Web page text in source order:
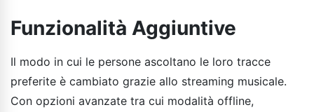
Funzionalità Aggiuntive
Il modo in cui le persone ascoltano le loro tracce
preferite è cambiato grazie allo streaming musicale.
Con opzioni avanzate tra cui modalità offline,